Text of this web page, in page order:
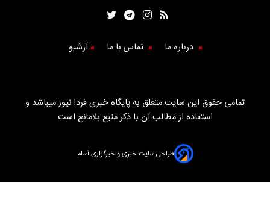
درباره ما تماس با ما آرشیو
تمامی حقوق این سایت متعلق به پایگاه خبری فردا نیوز میباشد و
استفاده از مطالب آن با ذکر منبع بلامانع است
طراحی سایت خبری و خبرگزاری آسام